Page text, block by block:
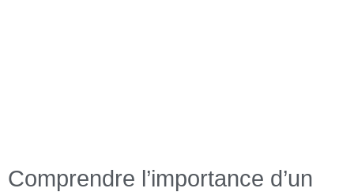
Comprendre l’importance d’un